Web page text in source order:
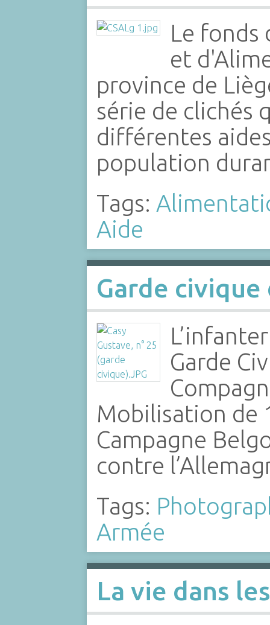
Le fonds
et
province de
série de clichés
différentes
population
Tags:
Aide
Garde civique
Garde
Mobilisation de
Campagne
contre
Tags:
Armée
La vie dans